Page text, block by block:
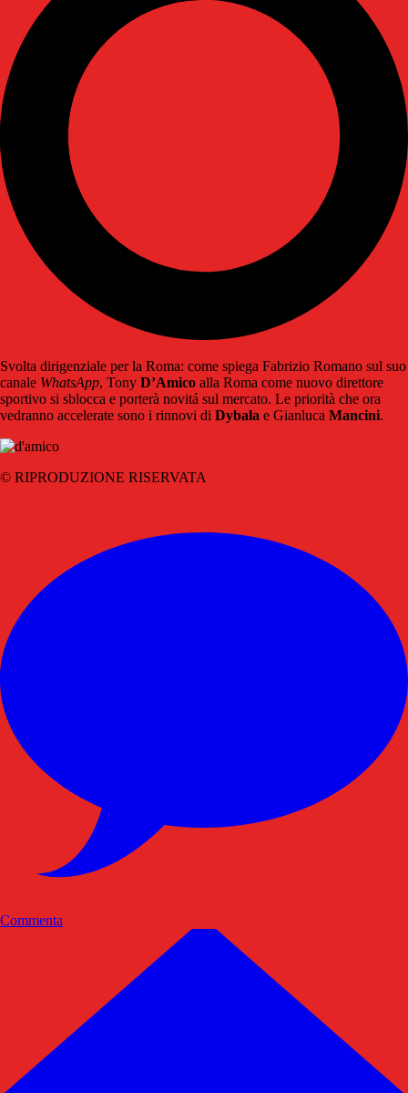
Svolta dirigenziale per la Roma: come spiega Fabrizio Romano sul suo
canale WhatsApp, Tony D’Amico alla Roma come nuovo direttore
sportivo si sblocca e porterà novitá sul mercato. Le priorità che ora
vedranno accelerate sono i rinnovi di Dybala e Gianluca Mancini.
© RIPRODUZIONE RISERVATA
Commenta